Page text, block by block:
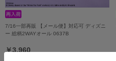
7/16一部再販 【メール便】対応可 ディズニ
ー 総柄2WAYオール 0637B
￥3,960